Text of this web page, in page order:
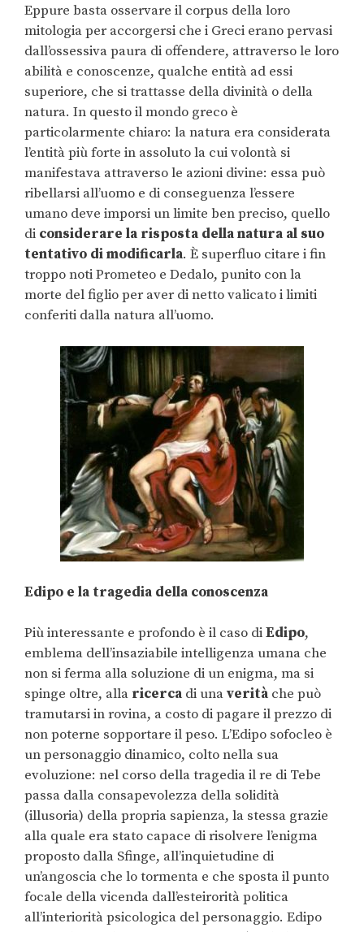
Eppure basta osservare il corpus della loro
mitologia per accorgersi che i Greci erano pervasi
dall’ossessiva paura di offendere, attraverso le loro
abilità e conoscenze, qualche entità ad essi
superiore, che si trattasse della divinità o della
natura. In questo il mondo greco è
particolarmente chiaro: la natura era considerata
l’entità più forte in assoluto la cui volontà si
manifestava attraverso le azioni divine: essa può
ribellarsi all’uomo e di conseguenza l’essere
umano deve imporsi un limite ben preciso, quello
di considerare la risposta della natura al suo
tentativo di modificarla. È superfluo citare i fin
troppo noti Prometeo e Dedalo, punito con la
morte del figlio per aver di netto valicato i limiti
conferiti dalla natura all’uomo.
Edipo e la tragedia della conoscenza
Più interessante e profondo è il caso diEdipo,
emblema dell’insaziabile intelligenza umana che
non si ferma alla soluzione di un enigma, ma si
spinge oltre, alla ricerca di unaverità che può
tramutarsi in rovina, a costo di pagare il prezzo di
non poterne sopportare il peso. L’Edipo sofocleo è
un personaggio dinamico, colto nella sua
evoluzione: nel corso della tragedia il re di Tebe
passa dalla consapevolezza della solidità
(illusoria) della propria sapienza, la stessa grazie
alla quale era stato capace di risolvere l’enigma
proposto dalla Sfinge, all’inquietudine di
un’angoscia che lo tormenta e che sposta il punto
focale della vicenda dall’esteirorità politica
all’interiorità psicologica del personaggio. Edipo